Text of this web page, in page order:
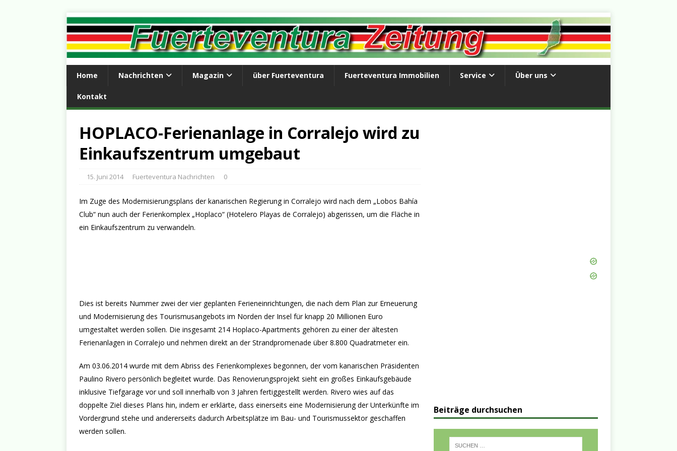
Home Nachrichten Magazin über Fuerteventura Fuerteventura Immobilien Service Über uns
Kontakt
HOPLACO-Ferienanlage in Corralejo wird zu
Einkaufszentrum umgebaut
15. Juni 2014 Fuerteventura Nachrichten 0
Im Zuge des Modernisierungsplans der kanarischen Regierung in Corralejo wird nach dem „Lobos Bahía
Club“ nun auch der Ferienkomplex „Hoplaco“ (Hotelero Playas de Corralejo) abgerissen, um die Fläche in
ein Einkaufszentrum zu verwandeln.
Dies ist bereits Nummer zwei der vier geplanten Ferieneinrichtungen, die nach dem Plan zur Erneuerung
und Modernisierung des Tourismusangebots im Norden der Insel für knapp 20 Millionen Euro
umgestaltet werden sollen. Die insgesamt 214 Hoplaco-Apartments gehören zu einer der ältesten
Ferienanlagen in Corralejo und nehmen direkt an der Strandpromenade über 8.800 Quadratmeter ein.
Am 03.06.2014 wurde mit dem Abriss des Ferienkomplexes begonnen, der vom kanarischen Präsidenten
Paulino Rivero persönlich begleitet wurde. Das Renovierungsprojekt sieht ein großes Einkaufsgebäude
inklusive Tiefgarage vor und soll innerhalb von 3 Jahren fertiggestellt werden. Rivero wies auf das
doppelte Ziel dieses Plans hin, indem er erklärte, dass einerseits eine Modernisierung der Unterkünfte im
Vordergrund stehe und andererseits dadurch Arbeitsplätze im Bau- und Tourismussektor geschaffen
werden sollen.
Beiträge durchsuchen